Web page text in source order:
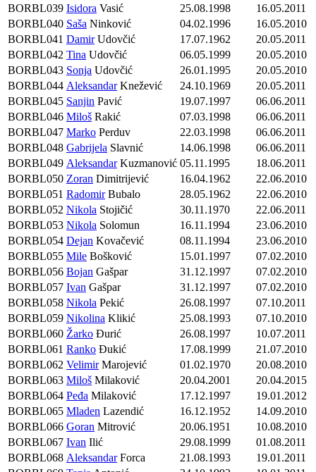
BORBL039 Isidora Vasić 25.08.1998
16.05.2011
BORBL040 Saša Ninković 04.02.1996
16.05.2010
BORBL041 DamirUdovčić 17.07.1962
20.05.2011
BORBL042 Tina Udovčić 06.05.1999
20.05.2010
BORBL043 Sonja Udovčić 26.01.1995
20.05.2010
BORBL044 AleksandarKnežević 24.10.1969
20.05.2011
BORBL045 Sanjin Pavić 19.07.1997
06.06.2011
BORBL046 Miloš Rakić 07.03.1998
06.06.2011
BORBL047 Marko Perduv 22.03.1998
06.06.2011
BORBL048 Gabrijela Slavnić 14.06.1998
06.06.2011
BORBL049 AleksandarKuzmanović 05.11.1995
18.06.2011
BORBL050 Zoran Dimitrijević 16.04.1962
22.06.2010
BORBL051 RadomirBubalo 28.05.1962
22.06.2010
BORBL052 Nikola Stojičić 30.11.1970
22.06.2011
BORBL053 Nikola Solomun 16.11.1994
23.06.2010
BORBL054 Dejan Kovačević 08.11.1994
23.06.2010
BORBL055 Mile Bošković 15.01.1997
07.02.2010
BORBL056 Bojan Gašpar 31.12.1997
07.02.2010
BORBL057 Ivan Gašpar 31.12.1997
07.02.2010
BORBL058 Nikola Pekić 26.08.1997
07.10.2011
BORBL059 Nikolina Klikić 25.08.1993
07.10.2010
BORBL060 Žarko Đurić 26.08.1997
10.07.2011
BORBL061 Ranko Đukić 17.08.1999
21.07.2010
BORBL062 VelimirMarojević 01.02.1970
20.08.2010
BORBL063 Miloš Milaković 20.04.2001
20.04.2015
BORBL064 Peđa Milaković 17.12.1997
19.01.2012
BORBL065 Mladen Lazendić 16.12.1952
14.09.2010
BORBL066 Goran Mitrović 20.06.1951
10.08.2010
BORBL067 Ivan Ilić 29.08.1999
01.08.2011
BORBL068 AleksandarForca 21.08.1993
19.01.2011